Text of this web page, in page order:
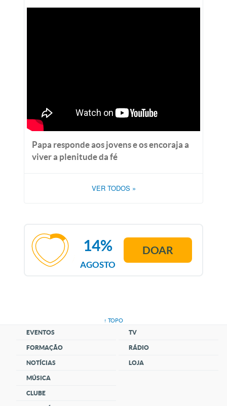
Papa responde aos jovens e os encoraja a
viver a plenitude da fé
VER TODOS »
AGOSTO
14% DOAR
↑ TOPO
EVENTOS
FORMAÇÃO
NOTÍCIAS
MÚSICA
CLUBE
TV
RÁDIO
LOJA